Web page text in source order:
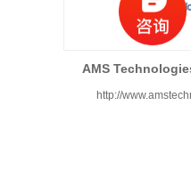
AMS
http://